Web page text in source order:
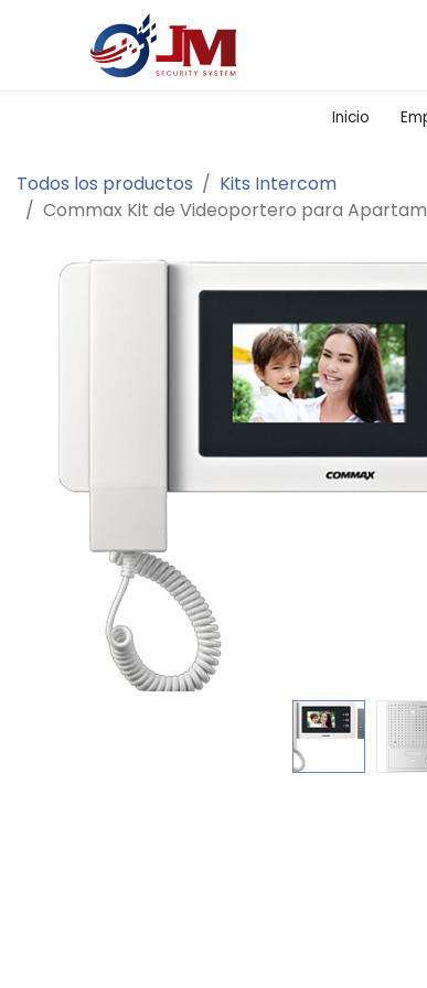
Inicio
Todos los productos
Kits Intercom
Commax Kit de Videoportero para